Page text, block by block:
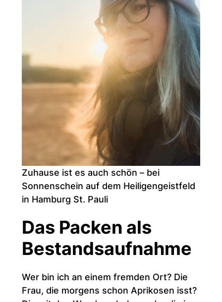
Zuhause ist es auch schön – bei
Sonnenschein auf dem Heiligengeistfeld
in Hamburg St. Pauli
Das Packen als
Bestandsaufnahme
Wer bin ich an einem fremden Ort? Die
Frau, die morgens schon Aprikosen isst?